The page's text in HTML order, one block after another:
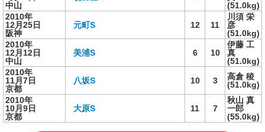
中山
(51.0kg)
2010年
12月25日
阪神
元町S 12 11
川須 栄
彦
(51.0kg)
2010年
12月12日
中山
美浦S 6 10
伊藤 工
真
(51.0kg)
2010年
11月7日
京都
八坂S 10 3
高倉 稜
(51.0kg)
2010年
10月9日
京都
大原S 11 7
秋山 真
一郎
(55.0kg)